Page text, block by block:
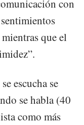
con
que el
escucha se
se habla (40
como más